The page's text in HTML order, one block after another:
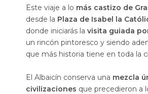
Este viaje a lo más castizo de
desde la Plaza de Isabel la
donde iniciarás la visita guiada
un rincón pintoresco y siendo
que más historia tiene en toda la
El Albaicín conserva una mezcla
civilizaciones que precedieron a